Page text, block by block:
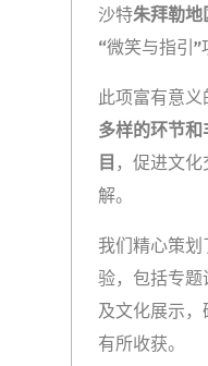
沙特朱拜勒地
“微笑与指引”
此项富有意
多样的环节
目，促进文
解。
我们精心策
验，包括专
及文化展示
有所收获。